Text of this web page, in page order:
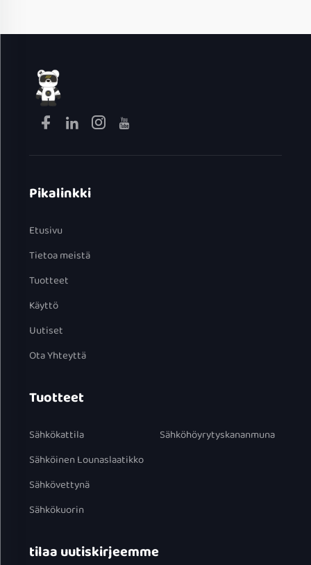
Pikalinkki
Etusivu
Tietoa meistä
Tuotteet
Käyttö
Uutiset
Ota Yhteyttä
Tuotteet
Sähkökattila
Sähköinen Lounaslaatikko
Sähkövettynä
Sähkökuorin
Sähköhöyrytyskananmuna
tilaa uutiskirjeemme